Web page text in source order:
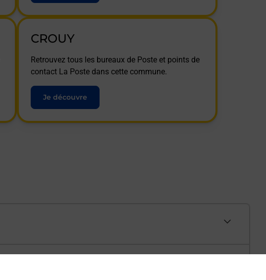
CROUY
Retrouvez tous les bureaux de Poste et points de
contact La Poste dans cette commune.
Je découvre